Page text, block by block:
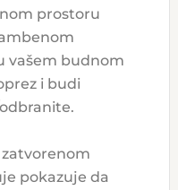
prostoru
vašem budnom
i budi
pokazuje da